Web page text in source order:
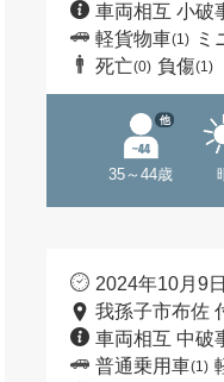
車両相互 小破
軽貨物車(1) ミ
死亡(0) 負傷(1)
35～44歳
他
2024年10月9
我孫子市布佐
車両相互 中破
普通乗用車(1)